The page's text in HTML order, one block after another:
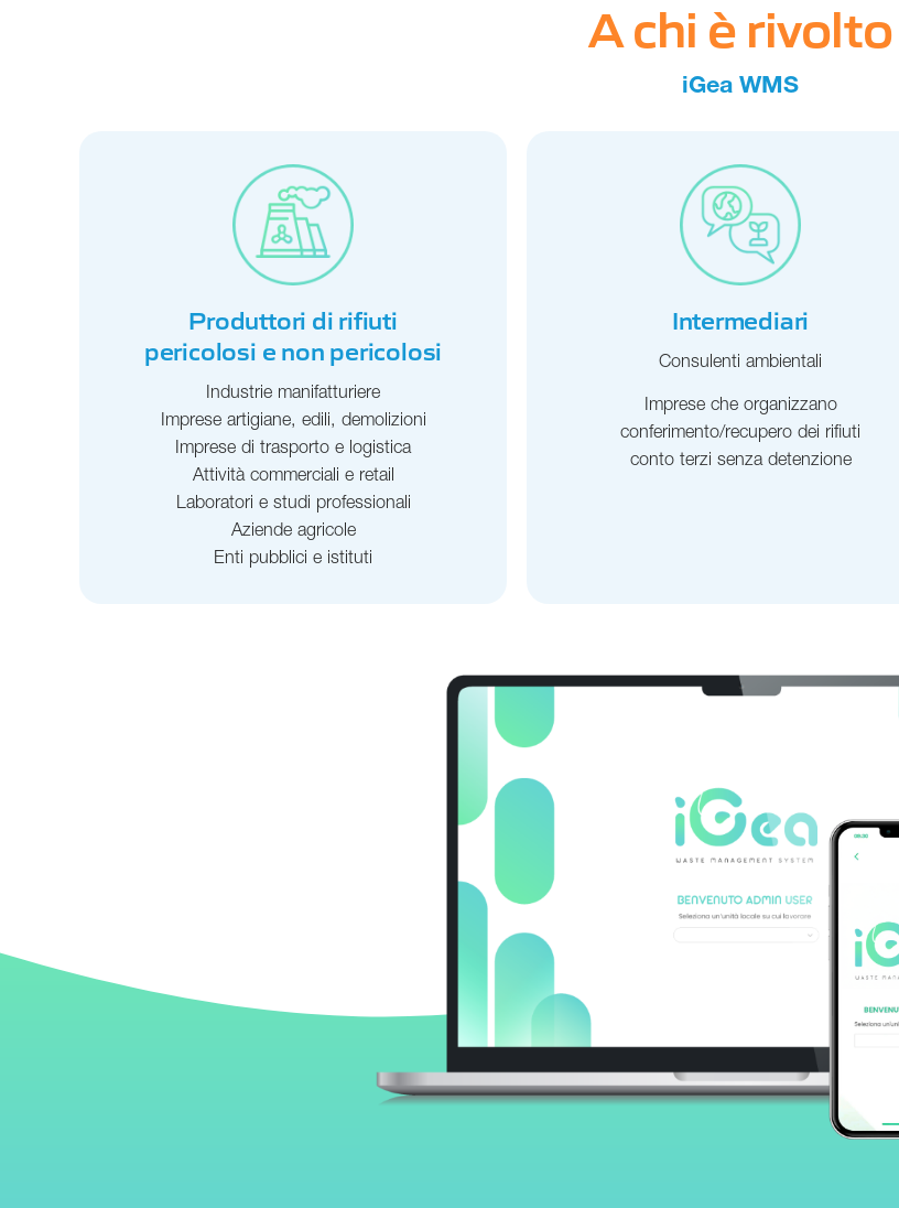
A chi è rivolto
iGea WMS
Produttori di rifiuti
pericolosi e non pericolosi
Industrie manifatturiere
Imprese artigiane, edili, demolizioni
Imprese di trasporto e logistica
Attività commerciali e retail
Laboratori e studi professionali
Aziende agricole
Enti pubblici e istituti
Intermediari
Consulenti ambientali
Imprese che organizzano
conferimento/recupero dei rifiuti
conto terzi senza detenzione